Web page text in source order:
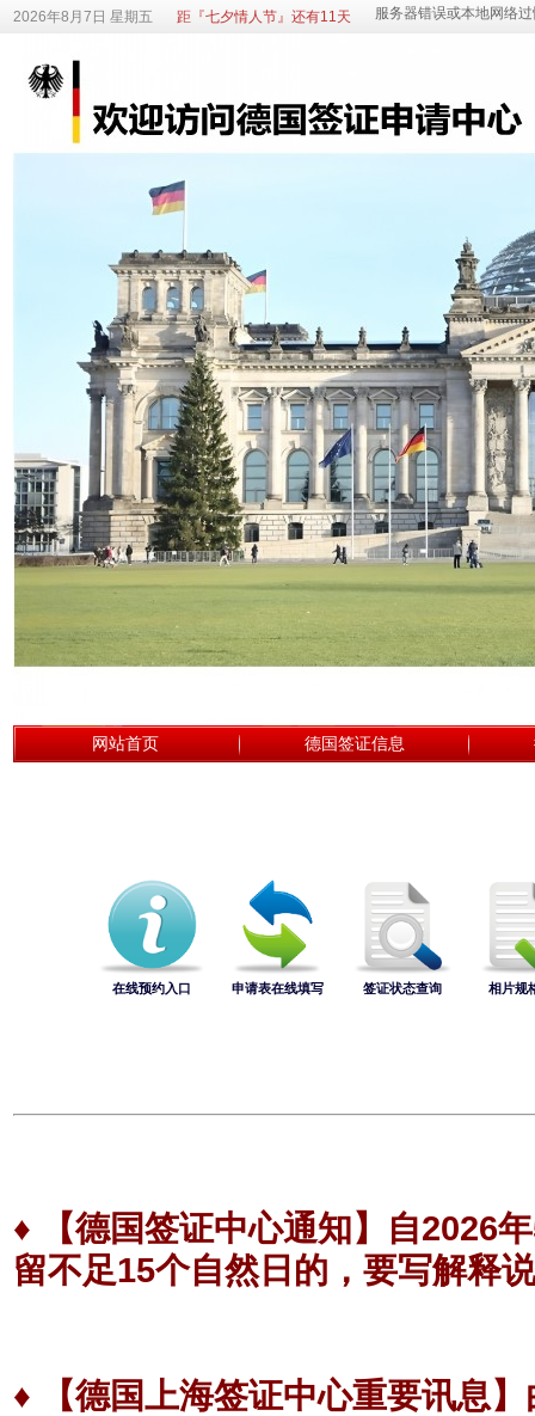
2026年8月7日 星期五 距『七夕情人节』还有11天
网站首页 德国签证信息
在线预约入口 申请表在线填写 签证状态查询 相片规
♦ 【德国签证中心通知】
自2026
留不足15个自然日的，要写解释
♦
【德国上海签证中心重要讯息